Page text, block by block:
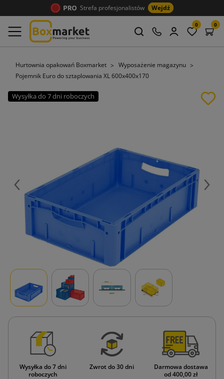
Strefa profesjonalistów Wejdź
0 0
Hurtownia opakowań Boxmarket
Wyposażenie magazynu
Pojemnik Euro do sztaplowania XL 600x400x170
Wysyłka do 7 dni roboczych
Poprzedni
Wysyłka do 7 dni
roboczych
Zwrot do 30 dni
Darmowa dostawa
od 400,00 zł